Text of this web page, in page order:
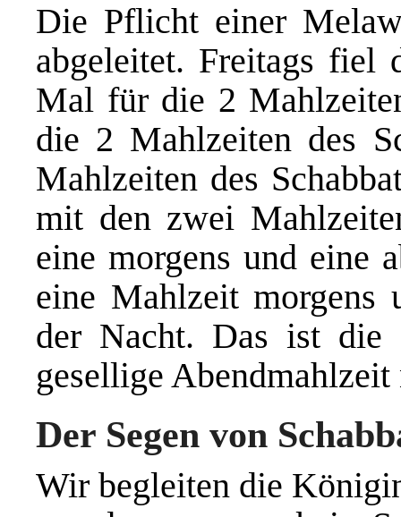
Die Pflicht einer
abgeleitet. Freitags fiel
Mal für die 2
die 2 Mahlzeiten des
Mahlzeiten des
mit den zwei
eine morgens und eine
eine Mahlzeit morgens
der Nacht. Das ist die
gesellige Abendmahlzeit
Der Segen von
Wir begleiten die